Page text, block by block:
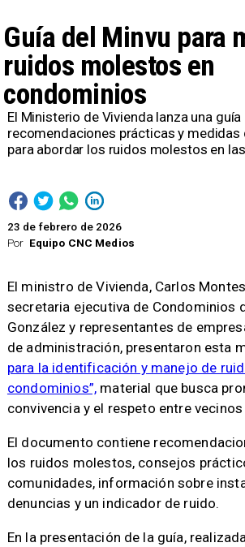
Por Equipo CNC Medios
Guía del Minvu para
ruidos molestos en
condominios
23 de febrero de 2026
El Ministerio de Vivienda lanza una guía
recomendaciones prácticas y medidas
para abordar los ruidos molestos en
El ministro de Vivienda, Carlos
secretaria ejecutiva de Condominios
González y representantes de
de administración, presentaron esta
para la identificación y manejo de
condominios”, material que busca
convivencia y el respeto entre vecinos
El documento contiene
los ruidos molestos, consejos
comunidades, información sobre
denuncias y un indicador de ruido.
En la presentación de la guía,